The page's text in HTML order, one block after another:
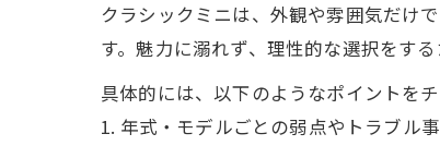
クラシックミニは、外観や雰囲気だけ
す。魅力に溺れず、理性的な選択をす
具体的には、以下のようなポイントをチ
1. 年式・モデルごとの弱点やトラブル